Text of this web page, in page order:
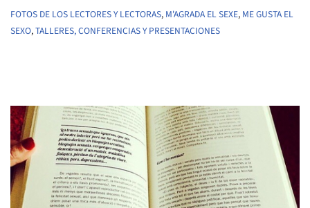
FOTOS DE LOS LECTORES Y LECTORAS, M'AGRADA EL SEXE, ME GUSTA EL
SEXO,TALLERES, CONFERENCIAS Y PRESENTACIONES